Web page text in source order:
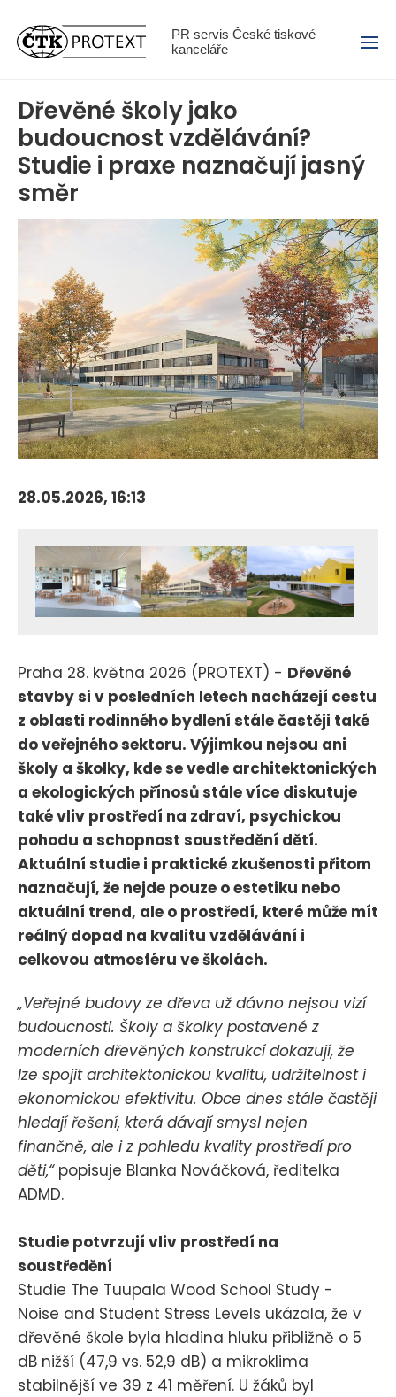
PR servis České tiskové
kanceláře
Menu
Dřevěné školy jako
budoucnost vzdělávání?
Studie i praxe naznačují jasný
směr
28.05.2026, 16:13
Praha 28. května 2026 (PROTEXT) - Dřevěné
stavby si v posledních letech nacházejí cestu
z oblasti rodinného bydlení stále častěji také
do veřejného sektoru. Výjimkou nejsou ani
školy a školky, kde se vedle architektonických
a ekologických přínosů stále více diskutuje
také vliv prostředí na zdraví, psychickou
pohodu a schopnost soustředění dětí.
Aktuální studie i praktické zkušenosti přitom
naznačují, že nejde pouze o estetiku nebo
aktuální trend, ale o prostředí, které může mít
reálný dopad na kvalitu vzdělávání i
celkovou atmosféru ve školách.
„Veřejné budovy ze dřeva už dávno nejsou vizí
budoucnosti. Školy a školky postavené z
moderních dřevěných konstrukcí dokazují, že
lze spojit architektonickou kvalitu, udržitelnost i
ekonomickou efektivitu. Obce dnes stále častěji
hledají řešení, která dávají smysl nejen
finančně, ale i z pohledu kvality prostředí pro
děti,“popisuje Blanka Nováčková, ředitelka
ADMD.
Studie potvrzují vliv prostředí na
soustředění
Studie The Tuupala Wood School Study -
Noise and Student Stress Levels ukázala, že v
dřevěné škole byla hladina hluku přibližně o 5
dB nižší (47,9 vs. 52,9 dB) a mikroklima
stabilnější ve 39 z 41 měření. U žáků byl